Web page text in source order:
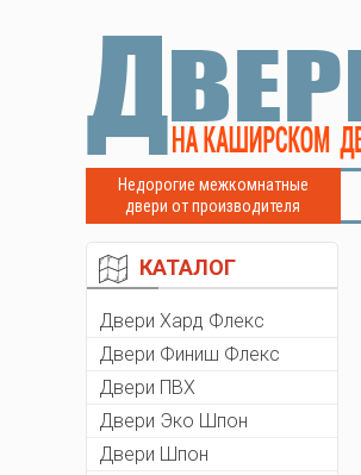
Недорогие межкомнатные
двери от производителя
КАТАЛОГ
Двери Хард Флекс
Двери Финиш Флекс
Двери ПВХ
Двери Эко Шпон
Двери Шпон